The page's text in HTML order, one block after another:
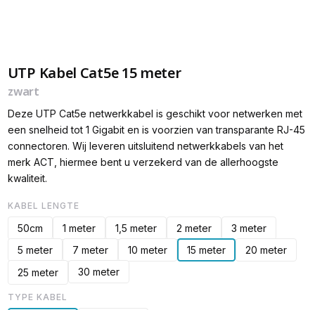
UTP Kabel Cat5e 15 meter
zwart
Deze UTP Cat5e netwerkkabel is geschikt voor netwerken met
een snelheid tot 1 Gigabit en is voorzien van transparante RJ-45
connectoren. Wij leveren uitsluitend netwerkkabels van het
merk ACT, hiermee bent u verzekerd van de allerhoogste
kwaliteit.
KABEL LENGTE
50cm 1 meter 1,5 meter 2 meter
3 meter
5 meter
7 meter 10 meter 15 meter
20 meter
25 meter
30 meter
TYPE KABEL